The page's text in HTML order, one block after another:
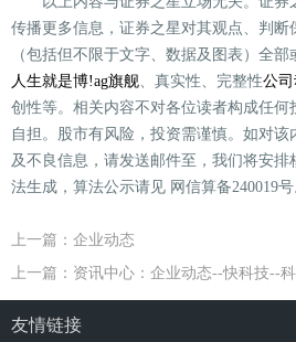
传播更多信息，证券之星对其观点、判断
（包括但不限于文字、数据及图表）全
人生就是博!ag旗舰 、真实性、完整性公
创性等。相关内容不对各位读者构成任何
自担。股市有风险，投资需谨慎。如对
及不良信息，请发送邮件至，我们将安
法生成，算法公示请见 网信算备240019号
上一篇：企业动态
上一篇：资讯中心：企业动态--快科技--
友情链接